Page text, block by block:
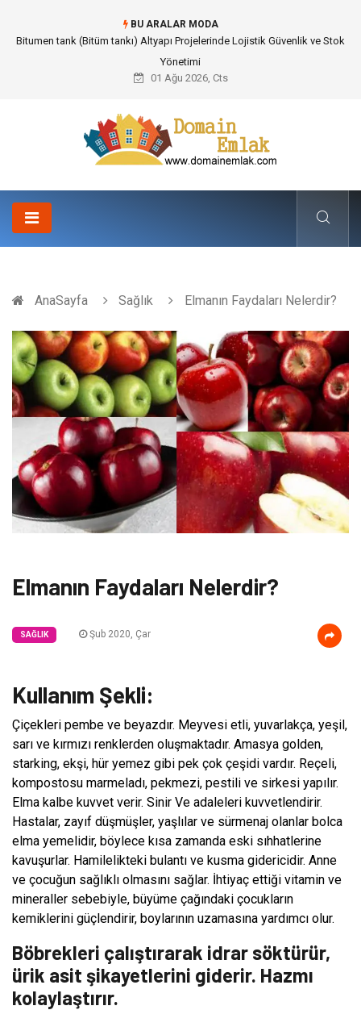
BU ARALAR MODA
Bitumen tank (Bitüm tankı) Altyapı Projelerinde Lojistik Güvenlik ve Stok
Yönetimi
01 Ağu 2026, Cts
AnaSayfa Sağlık Elmanın Faydaları Nelerdir?
Elmanın Faydaları Nelerdir?
SAĞLIK Şub 2020, Çar
Kullanım Şekli:
Çiçekleri pembe ve beyazdır. Meyvesi etli, yuvarlakça, yeşil,
sarı ve kırmızı renklerden oluşmaktadır. Amasya golden,
starking, ekşi, hür yemez gibi pek çok çeşidi vardır. Reçeli,
kompostosu marmeladı, pekmezi, pestili ve sirkesi yapılır.
Elma kalbe kuvvet verir. Sinir Ve adaleleri kuvvetlendirir.
Hastalar, zayıf düşmüşler, yaşlılar ve sürmenaj olanlar bolca
elma yemelidir, böylece kısa zamanda eski sıhhatlerine
kavuşurlar. Hamilelikteki bulantı ve kusma gidericidir. Anne
ve çocuğun sağlıklı olmasını sağlar. İhtiyaç ettiği vitamin ve
mineraller sebebiyle, büyüme çağındaki çocukların
kemiklerini güçlendirir, boylarının uzamasına yardımcı olur.
Böbrekleri çalıştırarak idrar söktürür,
ürik asit şikayetlerini giderir. Hazmı
kolaylaştırır.